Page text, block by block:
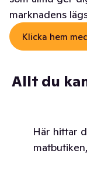
marknadens
Klicka hem
Allt du
Här hittar